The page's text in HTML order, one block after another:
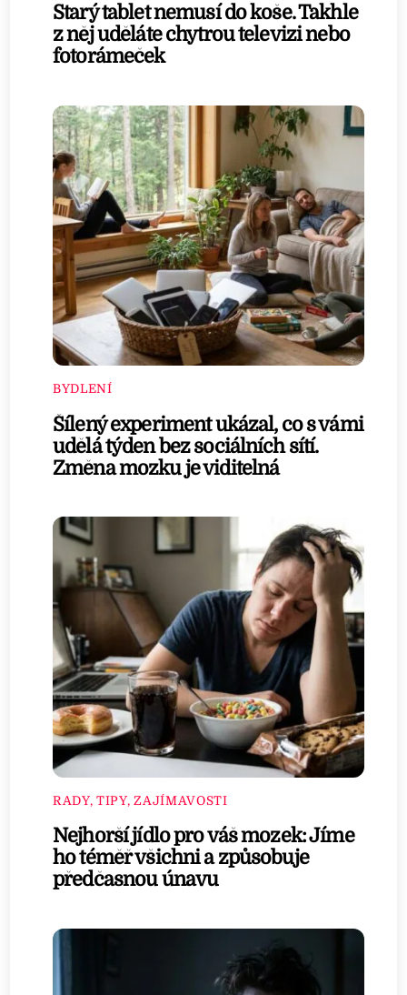
Starý tablet nemusí do koše. Takhle
z něj uděláte chytrou televizi nebo
fotorámeček
BYDLENÍ
Šílený experiment ukázal, co s vámi
udělá týden bez sociálních sítí.
Změna mozku je viditelná
RADY, TIPY, ZAJÍMAVOSTI
Nejhorší jídlo pro váš mozek: Jíme
ho téměř všichni a způsobuje
předčasnou únavu